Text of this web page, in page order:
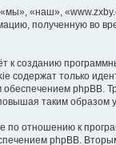
«наш»,
полученную во
созданию
только
phpBB.
таким образом
отношению к
phpBB.